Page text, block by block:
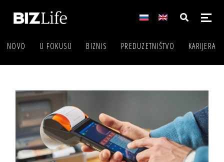
NOVO U FOKUSU BIZNIS PREDUZETNIŠTVO KARIJERA